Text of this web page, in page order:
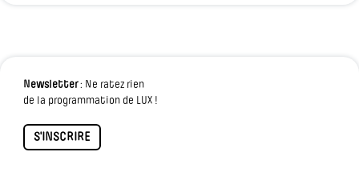
Newsletter: Ne ratez rien
de la programmation de LUX !
S'INSCRIRE